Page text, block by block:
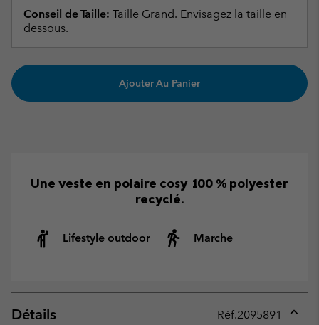
Conseil de Taille: Taille Grand. Envisagez la taille en
dessous.
Ajouter Au Panier
Une veste en polaire cosy 100 % polyester
recyclé.
Lifestyle outdoor Marche
Détails Réf.2095891